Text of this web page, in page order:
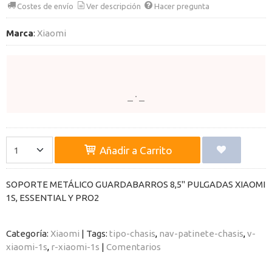
Costes de envío Ver descripción Hacer pregunta
Marca: Xiaomi
Añadir a Carrito
SOPORTE METÁLICO GUARDABARROS 8,5" PULGADAS XIAOMI
1S, ESSENTIAL Y PRO2
Categoría: Xiaomi | Tags: tipo-chasis nav-patinete-chasis v-
xiaomi-1s r-xiaomi-1s | Comentarios